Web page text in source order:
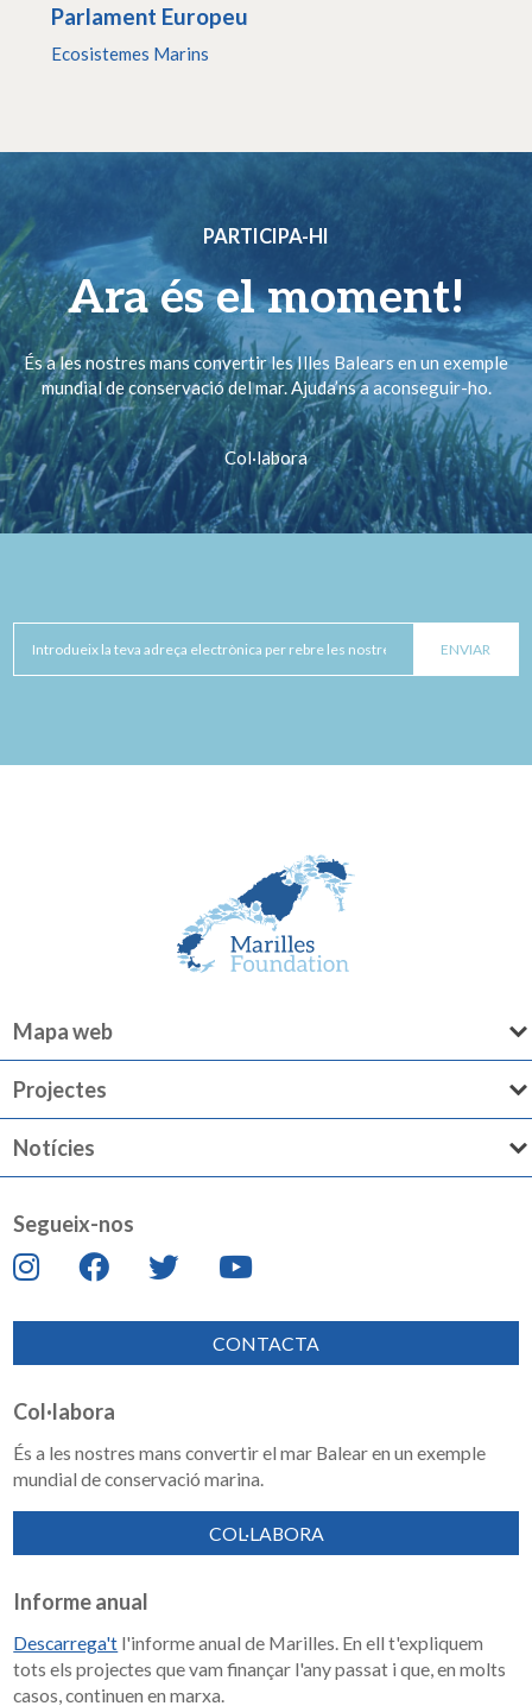
Parlament Europeu
Ecosistemes Marins
PARTICIPA-HI
Ara és el moment!
És a les nostres mans convertir les Illes Balears en un exemple
mundial de conservació del mar. Ajuda’ns a aconseguir-ho.
Col·labora
Mapa web
Projectes
Notícies
Segueix-nos
CONTACTA
Col·labora
És a les nostres mans convertir el mar Balear en un exemple
mundial de conservació marina.
COL·LABORA
Informe anual
Descarrega't l'informe anual de Marilles. En ell t'expliquem
tots els projectes que vam finançar l'any passat i que, en molts
casos, continuen en marxa.